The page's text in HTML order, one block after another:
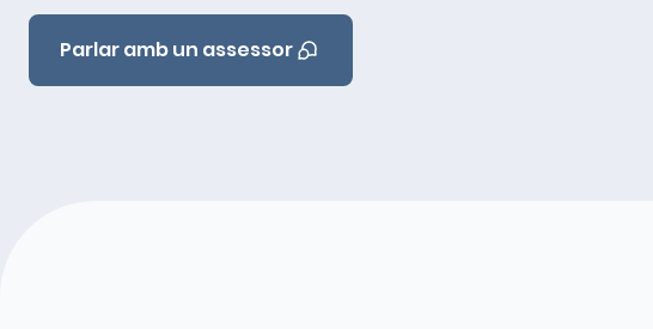
Parlar amb un assessor